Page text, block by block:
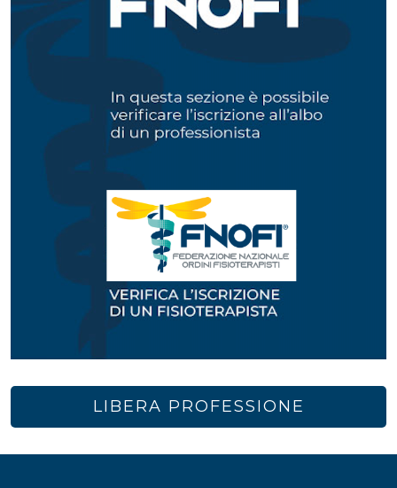
LIBERA PROFESSIONE